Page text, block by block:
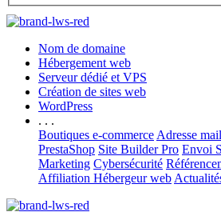
Nom de domaine
Hébergement web
Serveur dédié et VPS
Création de sites web
WordPress
. . .
Boutiques e-commerce Adresse
PrestaShop Site Builder Pro Envoi
Marketing Cybersécurité
Affiliation Hébergeur web